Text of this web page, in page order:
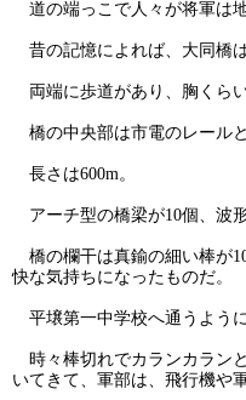
道の端っこで人々が将軍は
昔の記憶によれば、大同橋
両端に歩道があり、胸くら
橋の中央部は市電のレール
長さは600m。
アーチ型の橋梁が10個、波
橋の欄干は真鍮の細い棒が
快な気持ちになったものだ。
平壌第一中学校へ通うよう
時々棒切れでカランカラン
いてきて、軍部は、飛行機や